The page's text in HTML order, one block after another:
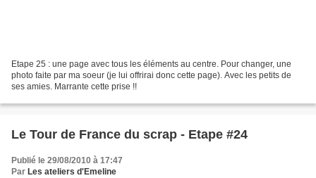
Etape 25 : une page avec tous les éléments au centre. Pour changer, une
photo faite par ma soeur (je lui offrirai donc cette page). Avec les petits de
ses amies. Marrante cette prise !!
Le Tour de France du scrap - Etape #24
Publié le 29/08/2010 à 17:47
Par Les ateliers d'Emeline